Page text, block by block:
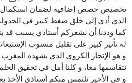
تخصيص حصص إضافية لضمان استكمال
الذي أدى إلى خلق ضغط كبير في الجدولة
كما وددنا أن نشعركم أستاذي بسبب قد
له تأثير كبير على تقليل منسوب
و هو الإنجاز الكروي الذي يشهده المغرب
نتقاسمها معا، و كلنا أمل في تحقيق
و في الأخير نلتمس منكم أستاذي الأخذ